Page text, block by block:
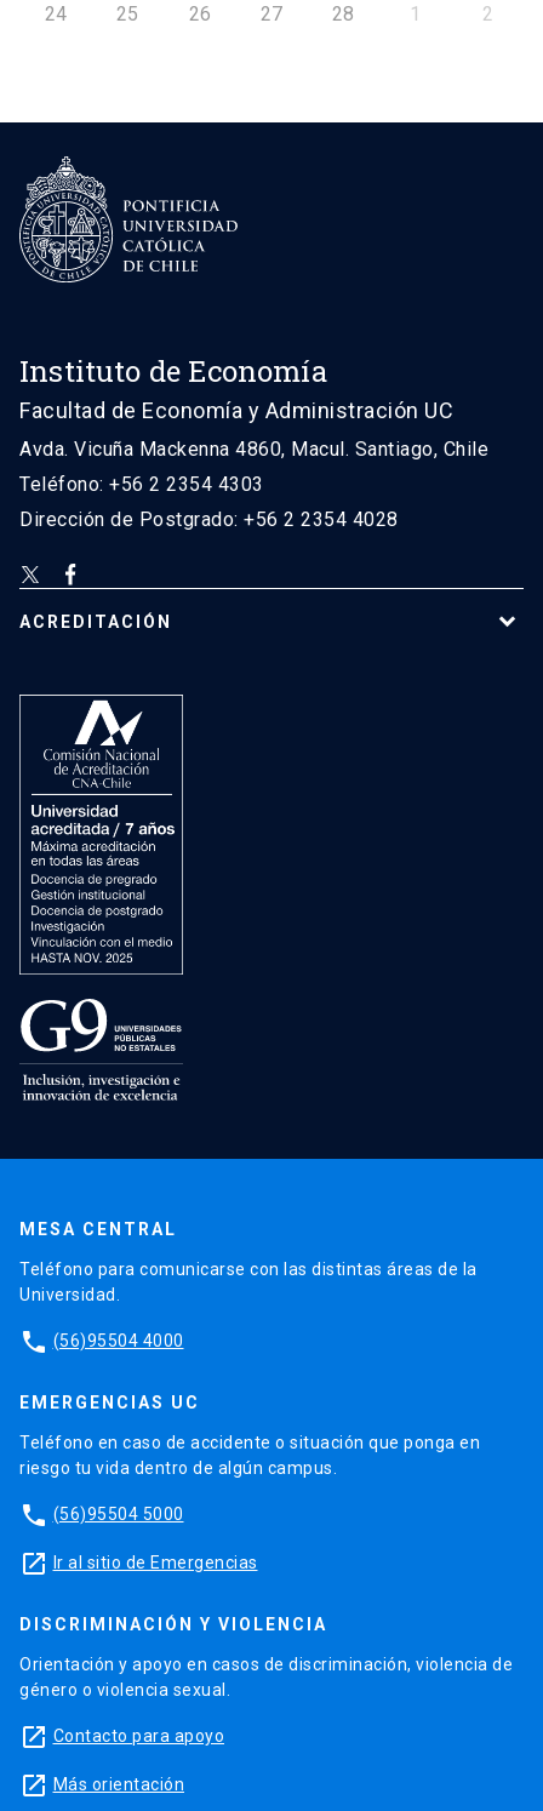
24 25 26 27 28 1 2
Instituto de Economía
Facultad de Economía y Administración UC
Avda. Vicuña Mackenna 4860, Macul. Santiago, Chile
Teléfono: +56 2 2354 4303
Dirección de Postgrado: +56 2 2354 4028
ACREDITACIÓN
MESA CENTRAL
Teléfono para comunicarse con las distintas áreas de la
Universidad.
phone (56)95504 4000
EMERGENCIAS UC
Teléfono en caso de accidente o situación que ponga en
riesgo tu vida dentro de algún campus.
phone (56)95504 5000
launch Ir al sitio de Emergencias
DISCRIMINACIÓN Y VIOLENCIA
Orientación y apoyo en casos de discriminación, violencia de
género o violencia sexual.
launch Contacto para apoyo
launch Más orientación